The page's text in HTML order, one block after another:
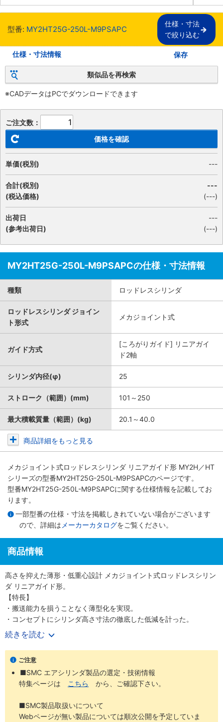
型番: MY2HT25G-250L-M9PSAPC
仕様・寸法
で絞り込む
仕様・寸法情報 保存
類似品を再検索
※CADデータはPCでダウンロードできます
ご注文数：
価格を確認
単価(税別) ---
合計(税別)
(税込価格)
---
(---)
出荷日
(参考出荷日)
---
(---)
MY2HT25G-250L-M9PSAPCの仕様・寸法情報
種類 ロッドレスシリンダ
ロッドレスシリンダ ジョイン
ト形式
メカジョイント式
ガイド方式
[ころがりガイド] リニアガイ
ド2軸
シリンダ内径(φ) 25
ストローク（範囲）(mm) 101～250
最大積載質量（範囲）(kg) 20.1～40.0
商品詳細をもっと見る
メカジョイント式ロッドレスシリンダ リニアガイド形 MY2H／HT
シリーズの型番MY2HT25G-250L-M9PSAPCのページです。
型番MY2HT25G-250L-M9PSAPCに関する仕様情報を記載してお
ります。
一部型番の仕様・寸法を掲載しきれていない場合がございます
ので、詳細は メーカーカタログをご覧ください。
商品情報
高さを抑えた薄形・低重心設計 メカジョイント式ロッドレスシリン
ダ リニアガイド形。
【特長】
・搬送能力を損うことなく薄型化を実現。
・コンセプトにシリンダ高さ寸法の徹底した低減を計った。
【20-シリーズ 銅系・フッ素系不可仕様】
・銅材質、フッ素材質を嫌う環境での使用に対応。
・外形寸法は標準品と同一。
続きを読む
ご注意
■SMC エアシリンダ製品の選定・技術情報
特集ページは
こちら から、ご確認下さい。
■SMC製品取扱いについて
Webページが無い製品については順次公開を予定していま